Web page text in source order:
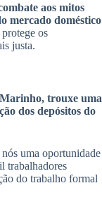
aos mitos
mercado doméstico
os
justa.
trouxe uma
dos depósitos do
uma oportunidade
trabalhadores
do trabalho formal